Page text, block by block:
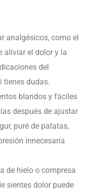
analgésicos, como el
aliviar el dolor y la
del
tienes dudas.
blandos y fáciles
después de ajustar
puré de patatas,
innecesaria
de hielo o compresa
sientes dolor puede